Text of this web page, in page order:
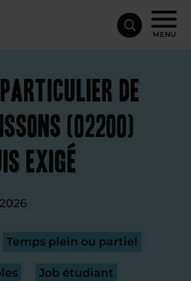
MENU
de
(02200)
exigé
Temps plein ou partiel
Job étudiant